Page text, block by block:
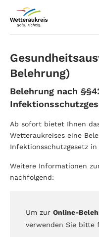
Belehrung)
Belehrung nach
Ab sofort bietet Ihnen
Wetteraukreises eine
Infektionsschutzgesetz in
Weitere Informationen
nachfolgend:
Um zur Online-
verwenden Sie bitte